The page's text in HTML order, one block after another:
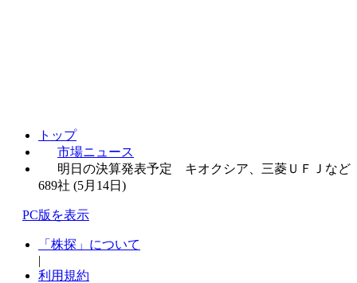
トップ
市場ニュース
明日の決算発表予定 キオクシア、三菱ＵＦＪなど
689社 (5月14日)
PC版を表示
「株探」について
|
利用規約